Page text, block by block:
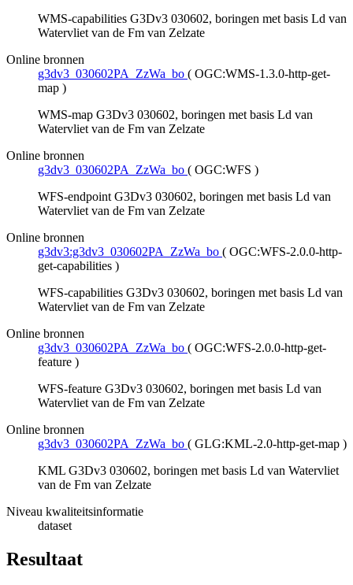
WMS-capabilities G3Dv3 030602, boringen met basis Ld van
Watervliet van de Fm van Zelzate
Online bronnen
g3dv3_030602PA_ZzWa_bo ( OGC:WMS-1.3.0-http-get-
map )
WMS-map G3Dv3 030602, boringen met basis Ld van
Watervliet van de Fm van Zelzate
Online bronnen
g3dv3_030602PA_ZzWa_bo ( OGC:WFS )
WFS-endpoint G3Dv3 030602, boringen met basis Ld van
Watervliet van de Fm van Zelzate
Online bronnen
g3dv3:g3dv3_030602PA_ZzWa_bo ( OGC:WFS-2.0.0-http-
get-capabilities )
WFS-capabilities G3Dv3 030602, boringen met basis Ld van
Watervliet van de Fm van Zelzate
Online bronnen
g3dv3_030602PA_ZzWa_bo ( OGC:WFS-2.0.0-http-get-
feature )
WFS-feature G3Dv3 030602, boringen met basis Ld van
Watervliet van de Fm van Zelzate
Online bronnen
g3dv3_030602PA_ZzWa_bo ( GLG:KML-2.0-http-get-map )
KML G3Dv3 030602, boringen met basis Ld van Watervliet
van de Fm van Zelzate
Niveau kwaliteitsinformatie
dataset
Resultaat